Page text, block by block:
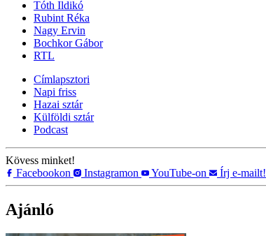
Tóth Ildikó
Rubint Réka
Nagy Ervin
Bochkor Gábor
RTL
Címlapsztori
Napi friss
Hazai sztár
Külföldi sztár
Podcast
Kövess minket!
Facebookon
Instagramon YouTube-on Írj e-mailt!
Ajánló